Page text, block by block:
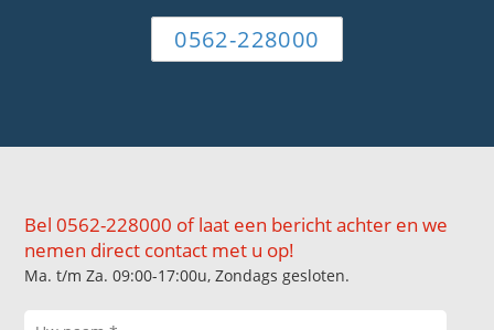
0562-228000
Bel 0562-228000 of laat een bericht achter en we
nemen direct contact met u op!
Ma. t/m Za. 09:00-17:00u, Zondags gesloten.